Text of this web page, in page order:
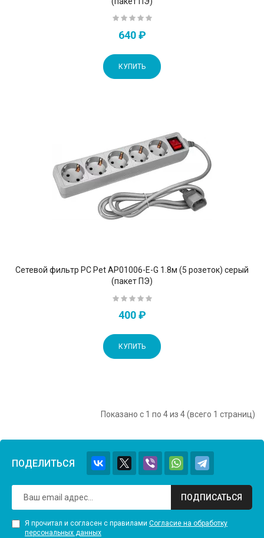
640 ₽
КУПИТЬ
Сетевой фильтр PC Pet AP01006-E-G 1.8м (5 розеток) серый
(пакет ПЭ)
400 ₽
КУПИТЬ
Показано с 1 по 4 из 4 (всего 1 страниц)
ПОДЕЛИТЬСЯ
ПОДПИСАТЬСЯ
Я прочитал и согласен с правилами Согласие на обработку
персональных данных